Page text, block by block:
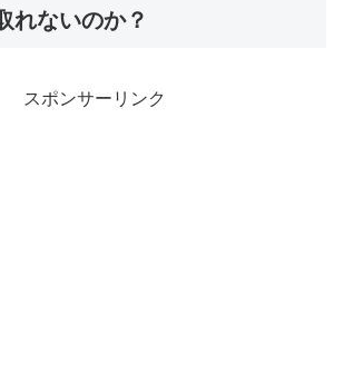
れないのか？
スポンサーリンク